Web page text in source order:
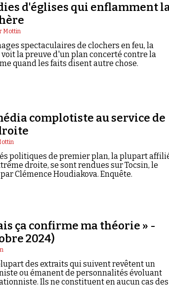
d'églises qui enflamment
Mottin
spectaculaires de clochers en feu, la
la preuve d'un plan concerté contre la
quand les faits disent autre chose.
complotiste au service de
politiques de premier plan, la plupart
droite, se sont rendues sur Tocsin, le
Clémence Houdiakova. Enquête.
ça confirme ma théorie » -
2024)
plupart des extraits qui suivent revêtent un
ou émanent de personnalités évoluant
Ils ne constituent en aucun cas des